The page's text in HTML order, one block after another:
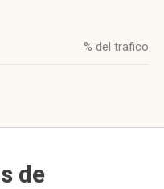
% del trafico
de